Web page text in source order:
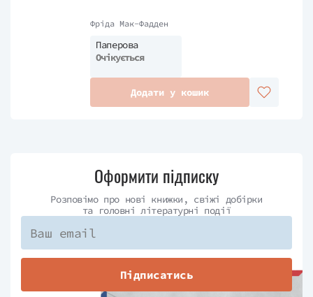
Фріда Мак-Фадден
Паперова
Очікується
Додати у кошик
Оформити підписку
Розповімо про нові книжки, свіжі добірки
та головні літературні події
Підписатись